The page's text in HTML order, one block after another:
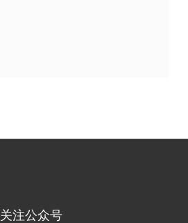
关注公众号